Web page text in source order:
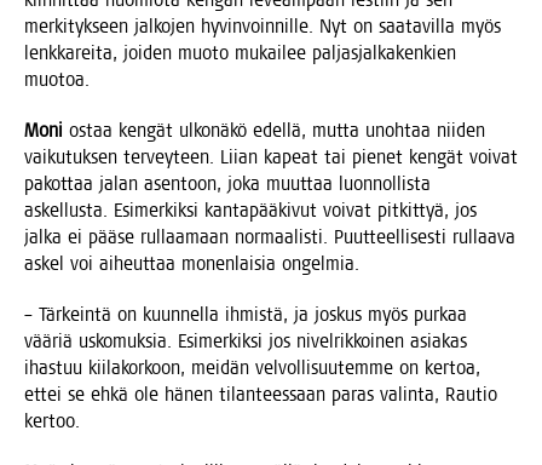
mer­ki­tyk­seen jal­ko­jen hyvin­voin­nil­le. Nyt on saa­ta­vil­la myös
lenk­ka­rei­ta, joi­den muo­to mukai­lee pal­jas­jal­ka­ken­kien
muotoa.
Moni ostaa ken­gät ulko­nä­kö edel­lä, mut­ta unoh­taa nii­den
vai­ku­tuk­sen ter­vey­teen. Lii­an kapeat tai pie­net ken­gät voi­vat
pakot­taa jalan asen­toon, joka muut­taa luon­nol­lis­ta
askel­lus­ta. Esi­mer­kik­si kan­ta­pää­ki­vut voi­vat pit­kit­tyä, jos
jal­ka ei pää­se rul­laa­maan nor­maa­lis­ti. Puut­teel­li­ses­ti rul­laa­va
askel voi aiheut­taa monen­lai­sia ongelmia.
– Tär­kein­tä on kuun­nel­la ihmis­tä, ja jos­kus myös pur­kaa
vää­riä usko­muk­sia. Esi­mer­kik­si jos nivel­rik­koi­nen asia­kas
ihas­tuu kii­la­kor­koon, mei­dän vel­vol­li­suu­tem­me on ker­toa,
ettei se ehkä ole hänen tilan­tees­saan paras valin­ta, Rau­tio
kertoo.